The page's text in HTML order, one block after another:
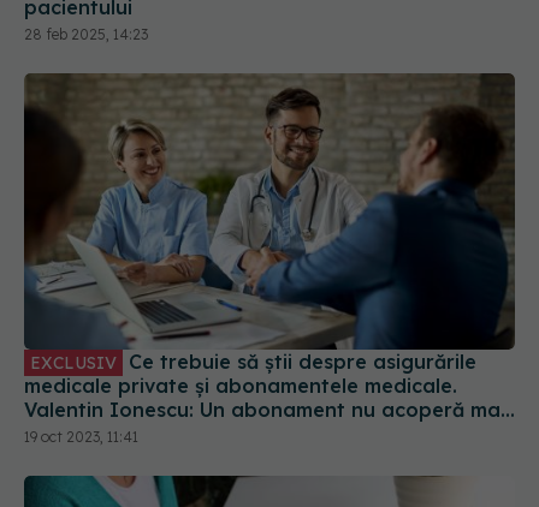
EXCLUSIV
Ce trebuie să știi despre asigurările
medicale private și abonamentele medicale.
Valentin Ionescu: Un abonament nu acoperă mai
nimic. Vă induc în eroare
19 oct 2023, 11:41